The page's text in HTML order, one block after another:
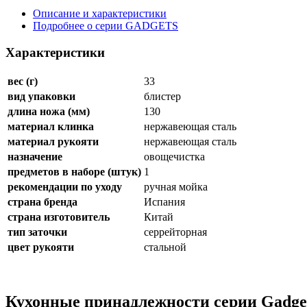
Описание и характеристики
Подробнее о серии GADGETS
Характеристики
вес (г)
33
вид упаковки
блистер
длина ножа (мм)
130
материал клинка
нержавеющая сталь
материал рукояти
нержавеющая сталь
назначение
овощечистка
предметов в наборе (штук) 1
рекомендации по уходу
ручная мойка
страна бренда
Испания
страна изготовитель
Китай
тип заточки
серрейторная
цвет рукояти
стальной
Кухонные принадлежности серии